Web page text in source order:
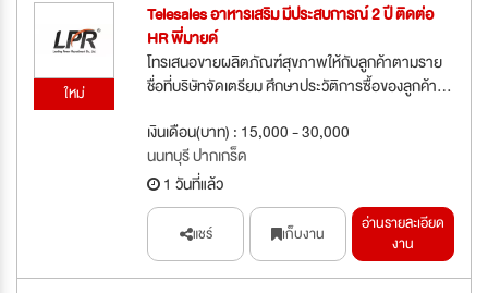
ใหม่
Telesales อาหารเสริม มีประสบการณ์ 2 ปี ติดต่อ
HR พี่มายด์
โทรเสนอขายผลิตภัณฑ์สุขภาพให้กับลูกค้าตามราย
ชื่อที่บริษัทจัดเตรียม ศึกษาประวัติการซื้อของลูกค้า...
เงินเดือน(บาท) : 15,000 - 30,000
นนทบุรี ปากเกร็ด
1 วันที่แล้ว
แชร์ เก็บงาน
อ่านรายละเอียด
งาน